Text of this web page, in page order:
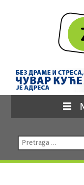
Pretraga: